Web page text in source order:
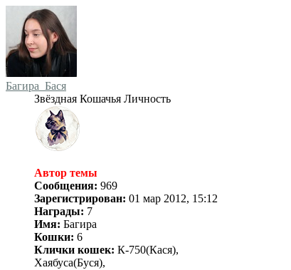
Багира_Бася
Звёздная Кошачья Личность
Автор темы
Сообщения: 969
Зарегистрирован: 01 мар 2012, 15:12
Награды: 7
Имя: Багира
Кошки: 6
Клички кошек: К-750(Кася),
Хаябуса(Буся),